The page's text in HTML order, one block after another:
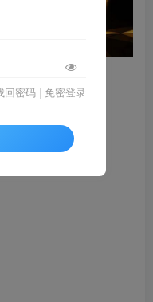
回密码 | 免密登录